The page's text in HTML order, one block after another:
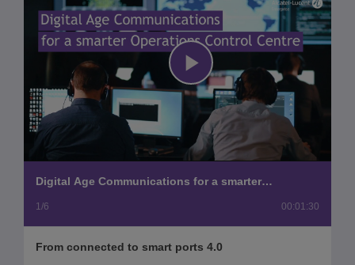
Digital Age Communications for a smarter
1/6 00:01:30
From connected to smart ports 4.0
Play
Video